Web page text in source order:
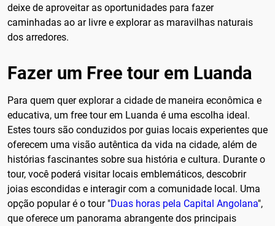
deixe de aproveitar as oportunidades para fazer
caminhadas ao ar livre e explorar as maravilhas naturais
dos arredores.
Fazer um Free tour em Luanda
Para quem quer explorar a cidade de maneira econômica e
educativa, um free tour em Luanda é uma escolha ideal.
Estes tours são conduzidos por guias locais experientes que
oferecem uma visão autêntica da vida na cidade, além de
histórias fascinantes sobre sua história e cultura. Durante o
tour, você poderá visitar locais emblemáticos, descobrir
joias escondidas e interagir com a comunidade local. Uma
opção popular é o tour "Duas horas pela Capital Angolana",
que oferece um panorama abrangente dos principais